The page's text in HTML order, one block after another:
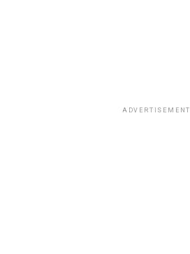
ADVERTISEMENT